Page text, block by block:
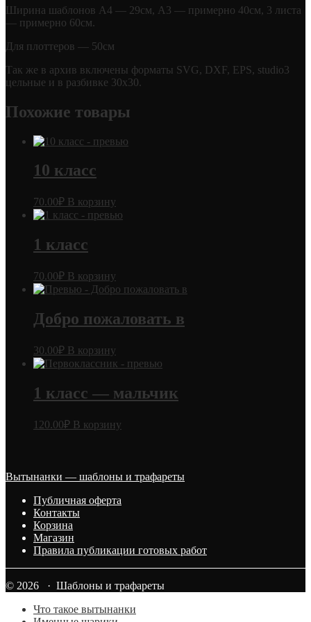
Ширина шаблонов А4 — 29см, А3 — примерно 40см, 3 листа
— примерно 60см.
Для плоттеров — 50см
Так же в архив включены форматы SVG, DXF, EPS, studio3
цельные и в разбивке 30х30.
Похожие товары
10 класс
70.00₽ В корзину
1 класс
70.00₽ В корзину
Добро пожаловать в
30.00₽ В корзину
1 класс — мальчик
120.00₽ В корзину
Вытынанки — шаблоны и трафареты
Публичная оферта
Контакты
Корзина
Магазин
Правила публикации готовых работ
© 2026 · Шаблоны и трафареты
Что такое вытынанки